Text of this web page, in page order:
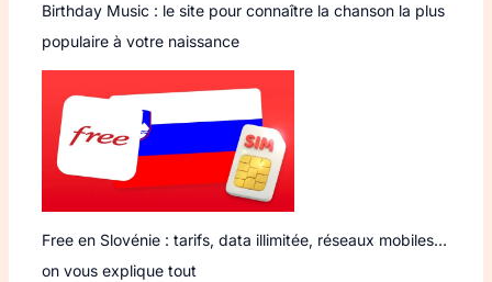
Birthday Music : le site pour connaître la chanson la plus
populaire à votre naissance
Free en Slovénie : tarifs, data illimitée, réseaux mobiles…
on vous explique tout